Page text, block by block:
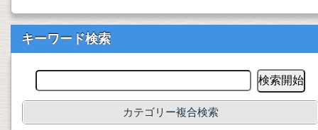
キーワード検索
カテゴリー複合検索